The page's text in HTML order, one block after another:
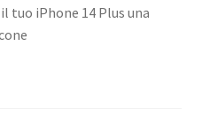
tuo iPhone 14 Plus una